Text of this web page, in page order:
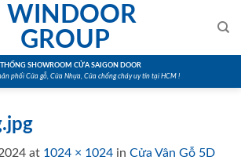
THỐNG SHOWROOM CỬA SAIGON DOOR
phối Cửa gỗ, Cửa Nhựa, Cửa chống cháy uy tín tại HCM !
at 1024 × 1024 in Cửa Vân Gỗ 5D